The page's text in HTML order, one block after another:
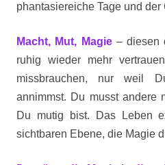
phantasiereiche Tage und
Macht, Mut, Magie– diesen
ruhig wieder mehr
missbrauchen, nur weil
annimmst. Du musst andere
Du mutig bist. Das Leben
sichtbaren Ebene, die Magie